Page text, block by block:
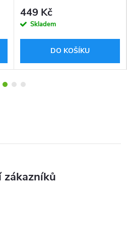
449 Kč
Skladem
DO KOŠÍKU
zákazníků